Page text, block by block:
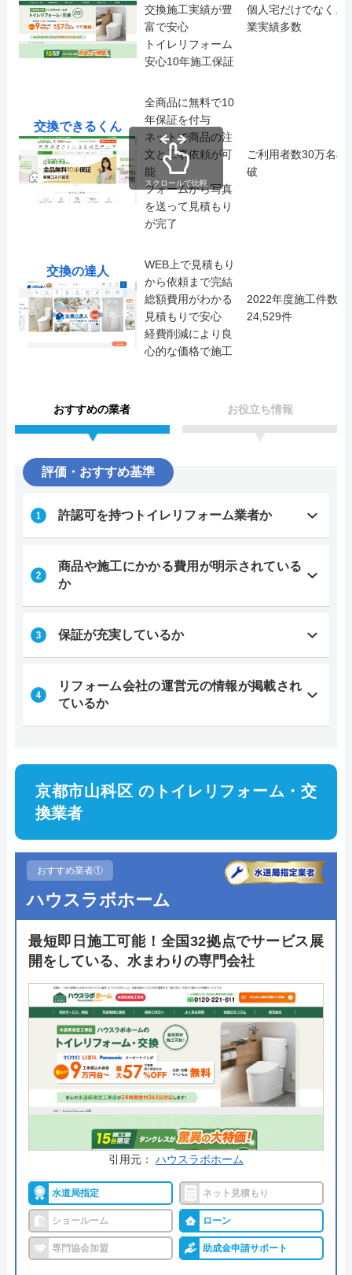
交換施工実績が豊
富で安心
トイレリフォーム
安心10年施工保証
個人宅だけでなく、
業実績多数
交換できるくん
全商品に無料で10
年保証を付与
ネットで商品の注
文と工事依頼が可
能
フォームから写真
を送って見積もり
が完了
ご利用者数30万名様
破
交換の達人
WEB上で見積もり
から依頼まで完結
総額費用がわかる
見積もりで安心
経費削減により良
心的な価格で施工
2022年度施工件数
24,529件
スクロールで比較
おすすめの業者 お役立ち情報
評価・おすすめ基準
許認可を持つトイレリフォーム業者か
商品や施工にかかる費用が明示されている
か
保証が充実しているか
リフォーム会社の運営元の情報が掲載され
ているか
京都市山科区 のトイレリフォーム・交
換業者
おすすめ業者①
ハウスラボホーム
最短即日施工可能！全国32拠点でサービス展
開をしている、水まわりの専門会社
引用元： ハウスラボホーム
水道局指定 ネット見積もり
ショールーム ローン
専門協会加盟 助成金申請サポート